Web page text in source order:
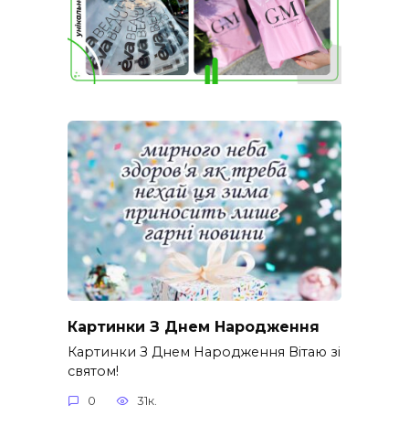
Картинки З Днем Народження
Картинки З Днем Народження Вітаю зі
святом!
0 31к.